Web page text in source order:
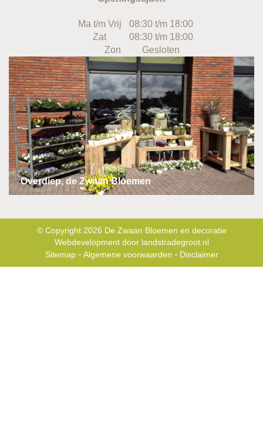
Ma t/m Vrij
08:30 t/m 18:00
Zat
08:30 t/m 18:00
Zon
Gesloten
Overdiep, de Zwaan Bloemen
© Copyright 2026 De Zwaan Bloemen en decoratie
Webdevelopment door landstradegroot.nl
Sitemap - Algemene voorwaarden - Disclaimer